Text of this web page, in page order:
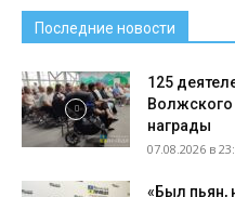
Последние новости
125
награды
07.08.2026 в
«Был пьян,